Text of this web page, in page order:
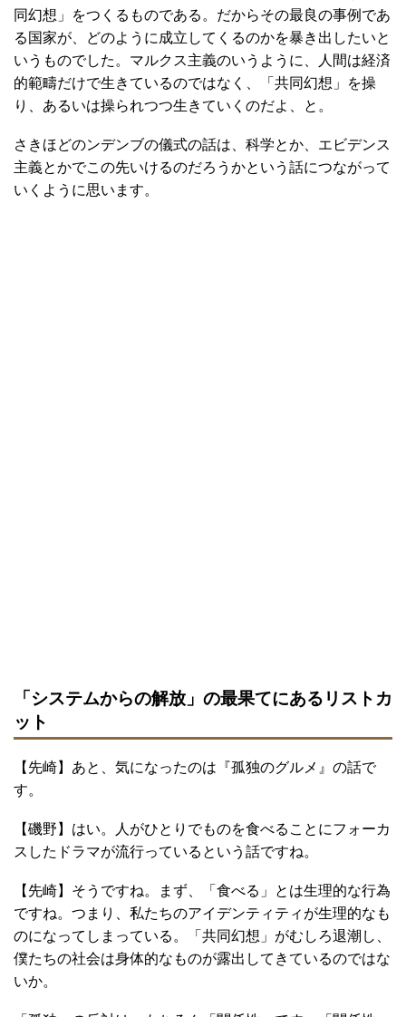
同幻想」をつくるものである。だからその最良の事例であ
る国家が、どのように成立してくるのかを暴き出したいと
いうものでした。マルクス主義のいうように、人間は経済
的範疇だけで生きているのではなく、「共同幻想」を操
り、あるいは操られつつ生きていくのだよ、と。
さきほどのンデンブの儀式の話は、科学とか、エビデンス
主義とかでこの先いけるのだろうかという話につながって
いくように思います。
「システムからの解放」の最果てにあるリストカ
ット
【先崎】あと、気になったのは『孤独のグルメ』の話で
す。
【磯野】はい。人がひとりでものを食べることにフォーカ
スしたドラマが流行っているという話ですね。
【先崎】そうですね。まず、「食べる」とは生理的な行為
ですね。つまり、私たちのアイデンティティが生理的なも
のになってしまっている。「共同幻想」がむしろ退潮し、
僕たちの社会は身体的なものが露出してきているのではな
いか。